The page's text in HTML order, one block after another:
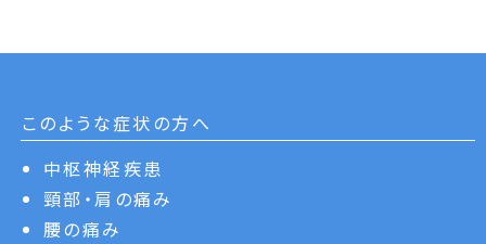
このような症状の方へ
中枢神経疾患
頸部・肩の痛み
腰の痛み